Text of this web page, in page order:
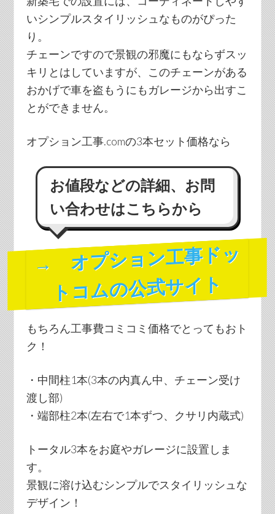
いシンプルスタイリッシュなものがぴった
り。
チェーンですので景観の邪魔にもならずスッ
キリとはしていますが、このチェーンがある
おかげで車を盗もうにもガレージから出すこ
とができません。
オプション工事.comの3本セット価格なら
お値段などの詳細、お問
い合わせはこちらから
→ オプション工事ドッ
トコムの公式サイト
もちろん工事費コミコミ価格でとってもおト
ク！
・中間柱1本(3本の内真ん中、チェーン受け
渡し部)
・端部柱2本(左右で1本ずつ、クサリ内蔵式)
トータル3本をお庭やガレージに設置しま
す。
景観に溶け込むシンプルでスタイリッシュな
デザイン！